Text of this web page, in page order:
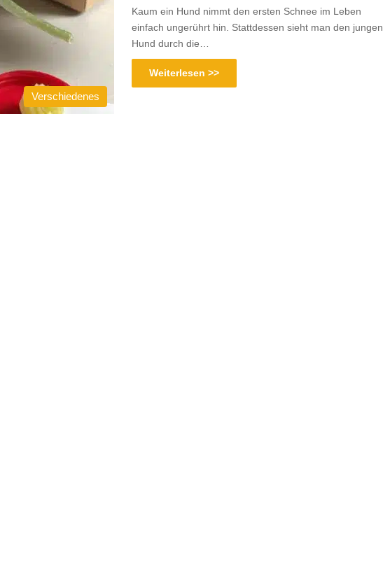
Verschiedenes
Kaum ein Hund nimmt den ersten Schnee im Leben
einfach ungerührt hin. Stattdessen sieht man den jungen
Hund durch die…
Weiterlesen >>